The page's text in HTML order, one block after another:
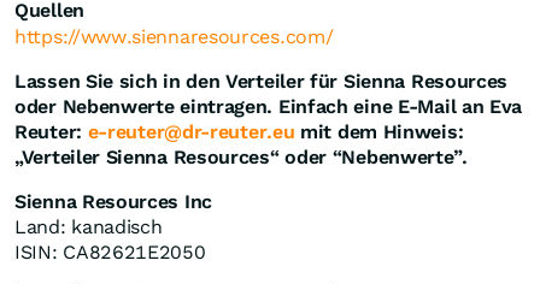
Quellen
https://www.siennaresources.com/
Lassen Sie sich in den Verteiler für Sienna Resources
oder Nebenwerte eintragen. Einfach eine E-Mail an Eva
Reuter: e-reuter@dr-reuter.eu mit dem Hinweis:
„Verteiler Sienna Resources“ oder “Nebenwerte”.
Sienna Resources Inc
Land: kanadisch
ISIN: CA82621E2050